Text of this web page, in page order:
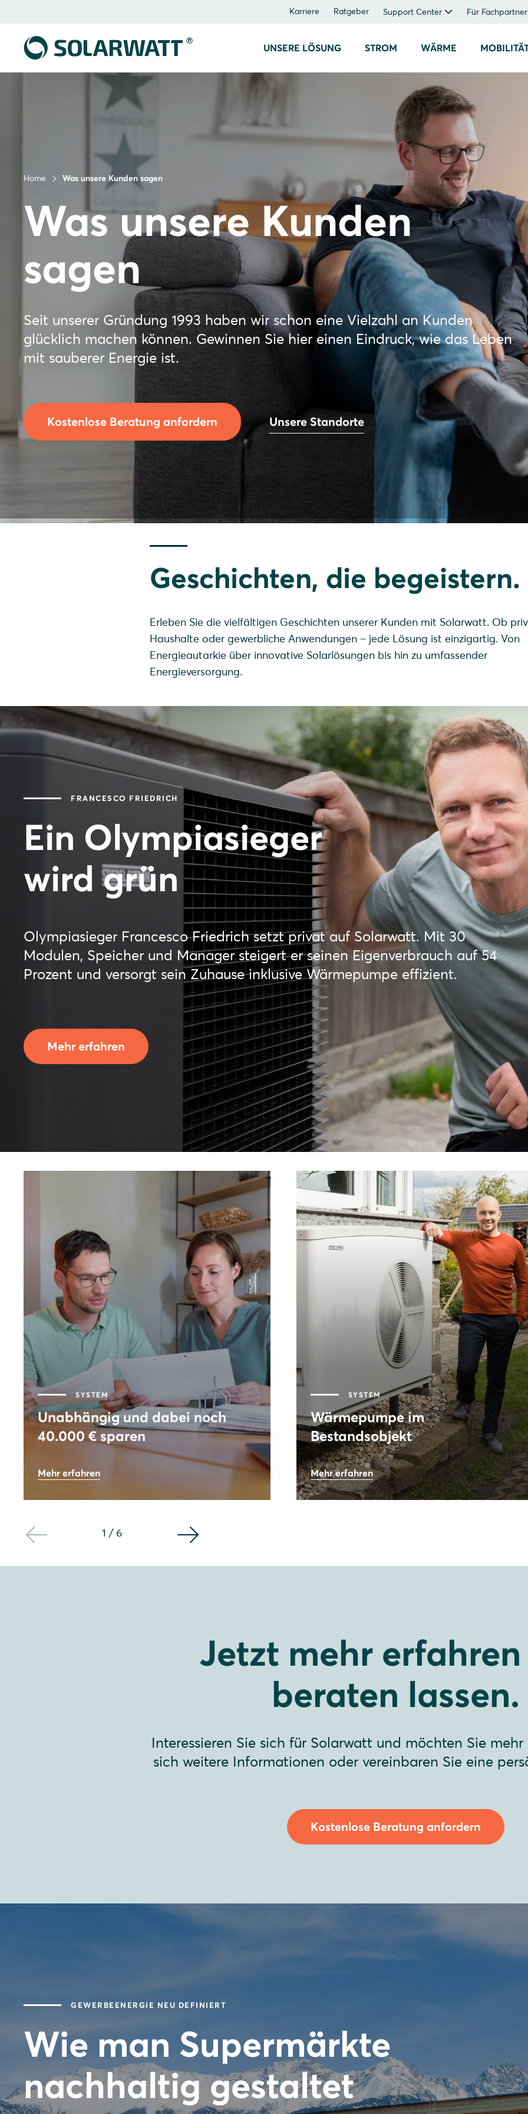
Karriere Ratgeber Support Center Für Fachpartner
UNSERE LÖSUNG STROM WÄRME
Home Was unsere Kunden sagen
Was unsere Kunden
sagen
Seit unserer Gründung 1993 haben wir schon eine Vielzahl an Kunden
glücklich machen können. Gewinnen Sie hier einen Eindruck, wie das Leben
mit sauberer Energie ist.
Kostenlose Beratung anfordern Unsere Standorte
Geschichten, die begeistern.
Erleben Sie die vielfältigen Geschichten unserer Kunden mit Solarwatt. Ob
Haushalte oder gewerbliche Anwendungen – jede Lösung ist einzigartig. Von
Energieautarkie über innovative Solarlösungen bis hin zu umfassender
Energieversorgung.
FRANCESCO FRIEDRICH
Ein Olympiasieger
wird grün
Olympiasieger Francesco Friedrich setzt privat auf Solarwatt. Mit 30
Modulen, Speicher und Manager steigert er seinen Eigenverbrauch auf 54
Prozent und versorgt sein Zuhause inklusive Wärmepumpe effizient.
Mehr erfahren
SYSTEM
Unabhängig und dabei noch
40.000 € sparen
Autarkie
Gesamtersparnis
Mehr erfahren
SYSTEM
Wärmepumpe im
Bestandsobjekt
19,3 kWp
Leistung PV-Anlage
eingesparte Energie
Mehr erfahren
1 / 6
Jetzt mehr
beraten lassen.
Interessieren Sie sich für Solarwatt und möchten Sie mehr
sich weitere Informationen oder vereinbaren Sie eine
Kostenlose Beratung anfordern
GEWERBEENERGIE NEU DEFINIERT
Wie man Supermärkte
nachhaltig gestaltet